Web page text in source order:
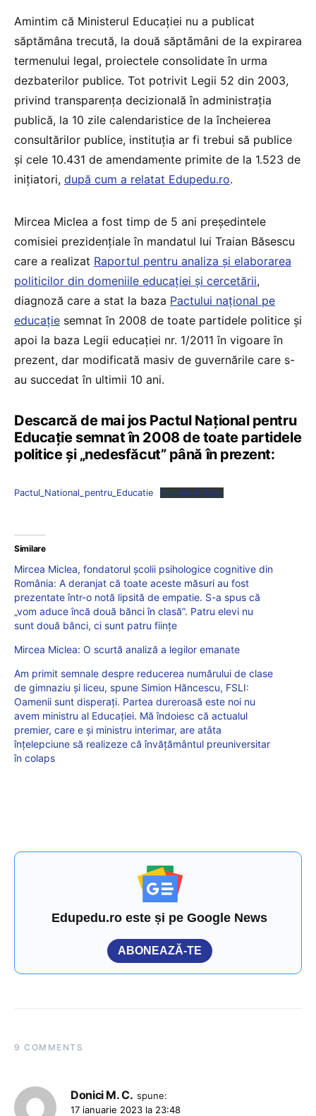
Amintim că Ministerul Educației nu a publicat
săptămâna trecută, la două săptămâni de la expirarea
termenului legal, proiectele consolidate în urma
dezbaterilor publice. Tot potrivit Legii 52 din 2003,
privind transparența decizională în administrația
publică, la 10 zile calendaristice de la încheierea
consultărilor publice, instituția ar fi trebui să publice
și cele 10.431 de amendamente primite de la 1.523 de
inițiatori, după cum a relatat Edupedu.ro.
Mircea Miclea a fost timp de 5 ani președintele
comisiei prezidențiale în mandatul lui Traian Băsescu
care a realizat Raportul pentru analiza şi elaborarea
politicilor din domeniile educaţiei şi cercetării,
diagnoză care a stat la baza Pactului național pe
educație semnat în 2008 de toate partidele politice și
apoi la baza Legii educației nr. 1/2011 în vigoare în
prezent, dar modificată masiv de guvernările care s-
au succedat în ultimii 10 ani.
Descarcă de mai jos Pactul Național pentru
Educație semnat în 2008 de toate partidele
politice și „nedesfăcut” până în prezent:
Pactul_National_pentru_Educatie Descarcă fișier
Similare
Mircea Miclea, fondatorul școlii psihologice cognitive din
România: A deranjat că toate aceste măsuri au fost
prezentate într-o notă lipsită de empatie. S-a spus că
„vom aduce încă două bănci în clasă”. Patru elevi nu
sunt două bănci, ci sunt patru ființe
Mircea Miclea: O scurtă analiză a legilor emanate
Am primit semnale despre reducerea numărului de clase
de gimnaziu și liceu, spune Simion Hăncescu, FSLI:
Oamenii sunt disperați. Partea dureroasă este noi nu
avem ministru al Educației. Mă îndoiesc că actualul
premier, care e și ministru interimar, are atâta
înțelepciune să realizeze că învățământul preuniversitar
în colaps
Edupedu.ro este și pe Google News
ABONEAZĂ-TE
9 COMMENTS
Donici M. C. spune:
17 ianuarie 2023 la 23:48